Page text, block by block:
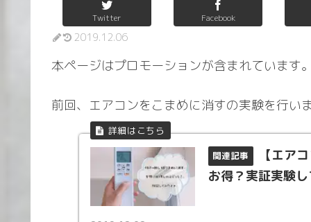
Twitter Facebook
2019.12.06
本ページはプロモーションが含まれています
前回、エアコンをこまめに消すの実験を行い
【エア
お得？実証実験